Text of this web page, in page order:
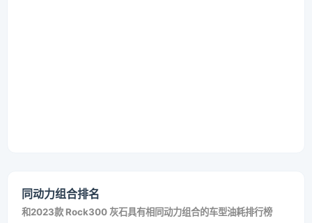
同动力组合排名
和2023款 Rock300 灰石具有相同动力组合的车型油耗排行榜